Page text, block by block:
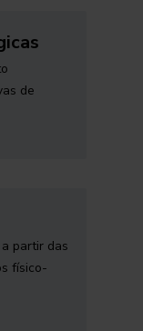
de
partir das
físico-